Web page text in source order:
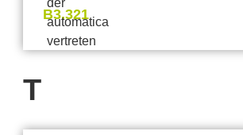
B3.321
T